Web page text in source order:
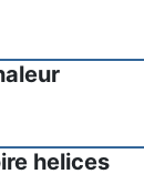
helices